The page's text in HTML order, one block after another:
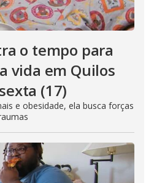
o tempo para
vida em Quilos
(17)
e obesidade, ela busca forças